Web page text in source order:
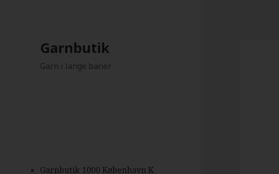
Garnbutik
Garn i lange baner
Garnbutik 1000 København K